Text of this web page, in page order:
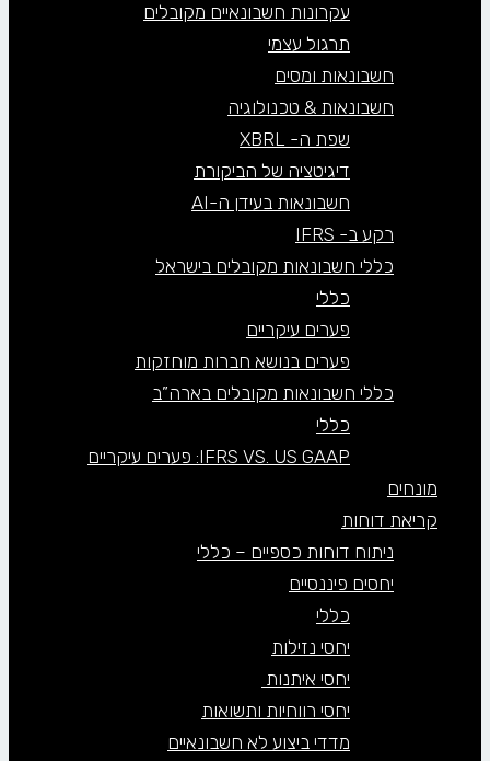
עקרונות חשבונאיים מקובלים
תרגול עצמי
חשבונאות ומסים
חשבונאות & טכנולוגיה
שפת ה- XBRL
דיגיטציה של הביקורת
חשבונאות בעידן ה-AI
רקע ב- IFRS
כללי חשבונאות מקובלים בישראל
כללי
פערים עיקריים
פערים בנושא חברות מוחזקות
כללי חשבונאות מקובלים בארה”ב
כללי
IFRS VS. US GAAP: פערים עיקריים
מונחים
קריאת דוחות
ניתוח דוחות כספיים – כללי
יחסים פיננסיים
כללי
יחסי נזילות
יחסי איתנות
יחסי רווחיות ותשואות
מדדי ביצוע לא חשבונאיים